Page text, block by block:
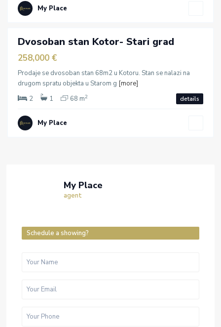
My Place
o
Dvosoban stan Kotor- Stari grad
258,000 €
Prodaje se dvosoban stan 68m2 u Kotoru. Stan se nalazi na
drugom spratu objekta u Starom g [more]
2
1 68 m2 details
My Place
My Place
agent
Schedule a showing?